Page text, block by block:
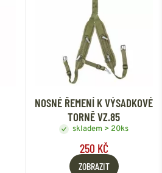
NOSNÉ ŘEMENÍ K VÝSADKOVÉ
TORNĚ VZ.85
skladem > 20ks
250 KČ
ZOBRAZIT